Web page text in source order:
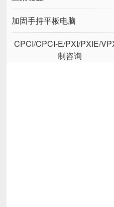
加固手持平板电脑
CPCI/CPCI-E/PXI/PXIE/
制咨询